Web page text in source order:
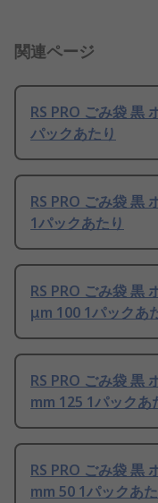
関連ページ
RS PRO ごみ袋 黒
パックあたり
RS PRO ごみ袋 黒
1パックあたり
RS PRO ごみ袋 黒
μm 100 1パックあ
RS PRO ごみ袋 黒
mm 125 1パックあ
RS PRO ごみ袋 黒
mm 50 1パックあ